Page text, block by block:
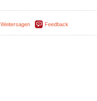
Weitersagen Feedback